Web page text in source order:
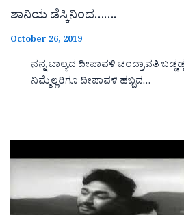
ಶಾನಿಯ ಡೆಸ್ಕಿನಿಂದ…….
October 26, 2019
ನನ್ನ ಬಾಲ್ಯದ ದೀಪಾವಳಿ ಚಂದ್ರಾವತಿ
ನಿಮ್ಮೆಲ್ಲರಿಗೂ ದೀಪಾವಳಿ ಹಬ್ಬದ…